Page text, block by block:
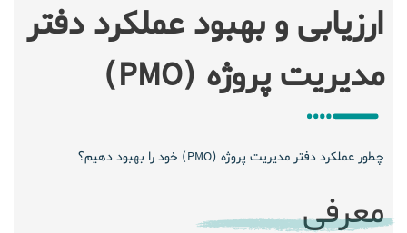
ارزیابی و بهبود عملکرد دفتر
مدیریت پروژه (PMO)
چطور عملکرد دفتر مدیریت پروژه (PMO) خود را بهبود دهیم؟
معرفی